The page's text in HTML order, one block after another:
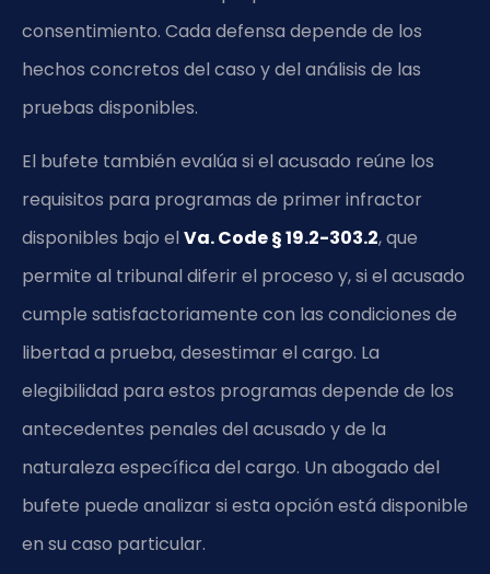
consentimiento. Cada defensa depende de los
hechos concretos del caso y del análisis de las
pruebas disponibles.
El bufete también evalúa si el acusado reúne los
requisitos para programas de primer infractor
disponibles bajo el Va. Code § 19.2-303.2, que
permite al tribunal diferir el proceso y, si el acusado
cumple satisfactoriamente con las condiciones de
libertad a prueba, desestimar el cargo. La
elegibilidad para estos programas depende de los
antecedentes penales del acusado y de la
naturaleza específica del cargo. Un abogado del
bufete puede analizar si esta opción está disponible
en su caso particular.